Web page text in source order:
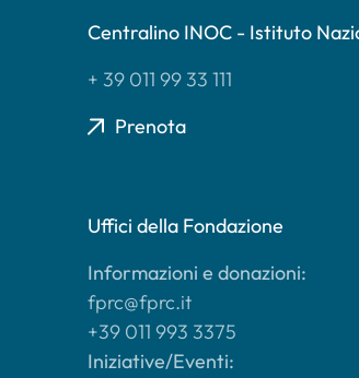
Centralino INOC - Istituto
+ 39 011 99 33 111
Prenota
Uffici della Fondazione
Informazioni e donazioni:
fprc@fprc.it
+39 011 993 3375
Iniziative/Eventi: